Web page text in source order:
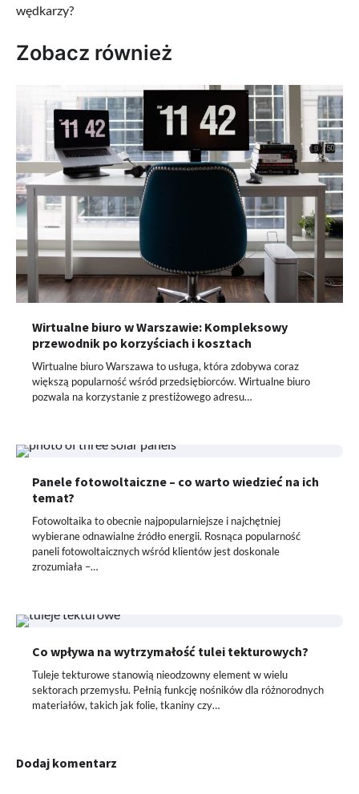
wędkarzy?
Zobacz również
Wirtualne biuro w Warszawie: Kompleksowy
przewodnik po korzyściach i kosztach
Wirtualne biuro Warszawa to usługa, która zdobywa coraz
większą popularność wśród przedsiębiorców. Wirtualne biuro
pozwala na korzystanie z prestiżowego adresu…
Panele fotowoltaiczne – co warto wiedzieć na ich
temat?
Fotowoltaika to obecnie najpopularniejsze i najchętniej
wybierane odnawialne źródło energii. Rosnąca popularność
paneli fotowoltaicznych wśród klientów jest doskonale
zrozumiała –…
Co wpływa na wytrzymałość tulei tekturowych?
Tuleje tekturowe stanowią nieodzowny element w wielu
sektorach przemysłu. Pełnią funkcję nośników dla różnorodnych
materiałów, takich jak folie, tkaniny czy…
Dodaj komentarz